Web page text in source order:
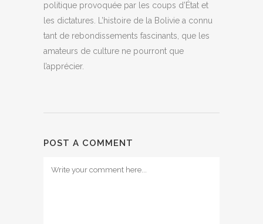
politique provoquée par les coups d’État et
les dictatures. L’histoire de la Bolivie a connu
tant de rebondissements fascinants, que les
amateurs de culture ne pourront que
l’apprécier.
POST A COMMENT